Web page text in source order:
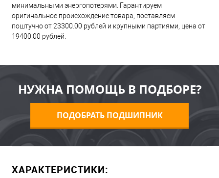
минимальными энергопотерями. Гарантируем
оригинальное происхождение товара, поставляем
поштучно от 23300.00 рублей и крупными партиями, цена от
19400.00 рублей.
НУЖНА ПОМОЩЬ В ПОДБОРЕ?
ПОДОБРАТЬ ПОДШИПНИК
ХАРАКТЕРИСТИКИ: